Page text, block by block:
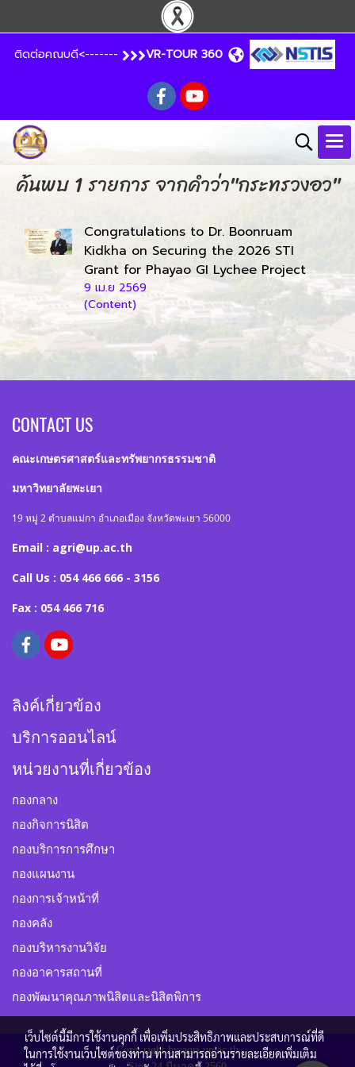
ติดต่อคณบดี<------- VR-TOUR 360
ค้นพบ 1 รายการ จากคำว่า"กระทรวงอว"
Congratulations to Dr. Boonruam
Kidkha on Securing the 2026 STI
Grant for Phayao GI Lychee Project
9 เม.ย 2569
(Content)
CONTACT US
คณะเกษตรศาสตร์และทรัพยากรธรรมชาติ
มหาวิทยาลัยพะเยา
19 หมู่ 2 ตำบลแม่กา อำเภอเมือง จังหวัดพะเยา 56000
Email : agri@up.ac.th
Call Us : 054 466 666 - 3156
Fax : 054 466 716
ลิงค์เกี่ยวข้อง
บริการออนไลน์
หน่วยงานที่เกี่ยวข้อง
กองกลาง
กองกิจการนิสิต
กองบริการการศึกษา
กองแผนงาน
กองการเจ้าหน้าที่
กองคลัง
กองบริหารงานวิจัย
กองอาคารสถานที่
กองพัฒนาคุณภาพนิสิตและนิสิตพิการ
Copy right by agri.up.ac.th
เว็บไซต์นี้มีการใช้งานคุกกี้ เพื่อเพิ่มประสิทธิภาพและประสบการณ์ที่ดี
ในการใช้งานเว็บไซต์ของท่าน ท่านสามารถอ่านรายละเอียดเพิ่มเติม